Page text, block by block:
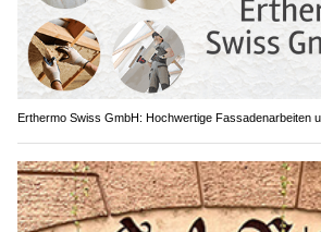
Erthermo Swiss GmbH: Hochwertige Fassadenarbeiten